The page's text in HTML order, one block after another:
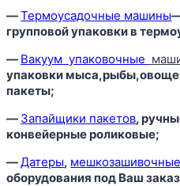
—Термоусадочные машины
групповой упаковки в
— Вакуум упаковочные
упаковки
пакеты;
— Запайщики пакетов,
конвейерные роликовые;
—Датеры,
оборудования под Ваш